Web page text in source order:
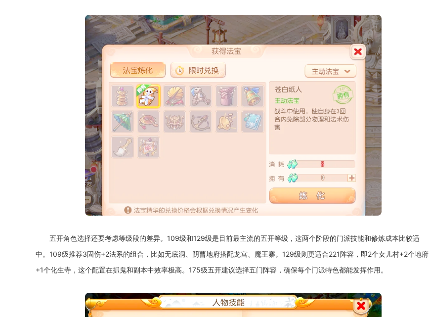
五开角色选择还要考虑等级段的差异。109级和129级是目前最主流的五开等级，这两个阶段的门派技能和修炼成本比较适
中。109级推荐3固伤+2法系的组合，比如无底洞、阴曹地府搭配龙宫、魔王寨。129级则更适合221阵容，即2个女儿村+2个地府
+1个化生寺，这个配置在抓鬼和副本中效率极高。175级五开建议选择五门阵容，确保每个门派特色都能发挥作用。